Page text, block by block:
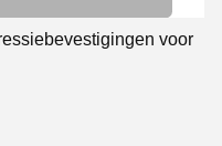
voor